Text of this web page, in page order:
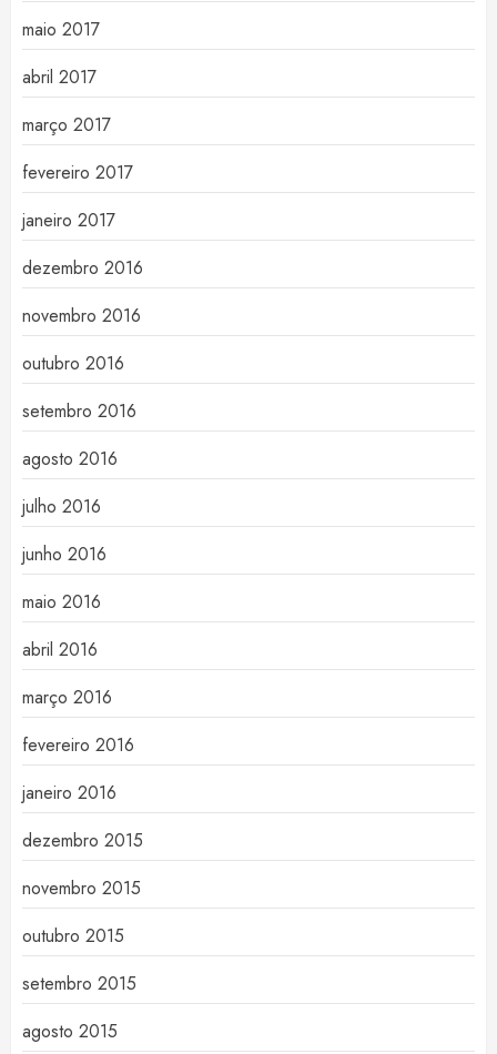
maio 2017
abril 2017
março 2017
fevereiro 2017
janeiro 2017
dezembro 2016
novembro 2016
outubro 2016
setembro 2016
agosto 2016
julho 2016
junho 2016
maio 2016
abril 2016
março 2016
fevereiro 2016
janeiro 2016
dezembro 2015
novembro 2015
outubro 2015
setembro 2015
agosto 2015